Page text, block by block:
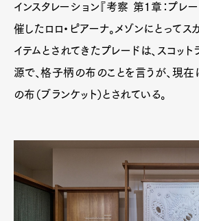
インスタレーション『考察 第1章：プレ
催したロロ・ピアーナ。メゾンにとって
イテムとされてきたプレードは、スコッ
源で、格子柄の布のことを言うが、現
の布（ブランケット）とされている。